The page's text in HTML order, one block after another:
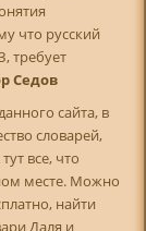
что русский
требует
Седов
сайта, в
словарей,
все, что
месте. Можно
найти